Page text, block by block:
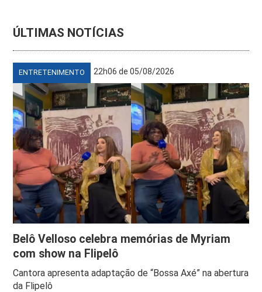
ÚLTIMAS NOTÍCIAS
ENTRETENIMENTO 22h06 de 05/08/2026
Belô Velloso celebra memórias de Myriam
com show na Flipelô
Cantora apresenta adaptação de “Bossa Axé” na abertura
da Flipelô